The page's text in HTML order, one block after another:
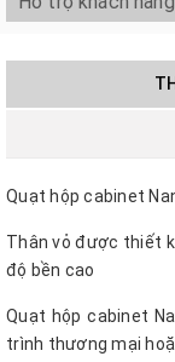
Quạt hộp cabinet
Thân vỏ được thiết
độ bền cao
Quạt hộp cabinet
trình thương mại